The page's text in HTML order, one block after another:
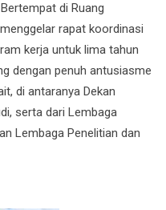
di Ruang
rapat koordinasi
kerja untuk lima tahun
dengan penuh antusiasme
di antaranya Dekan
serta dari Lembaga
Lembaga Penelitian dan